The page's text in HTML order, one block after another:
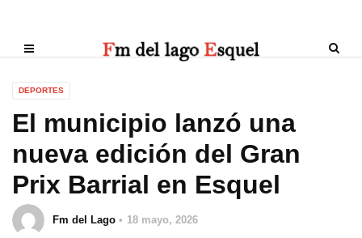
DEPORTES
El municipio lanzó una
nueva edición del Gran
Prix Barrial en Esquel
Fm del Lago 18 mayo, 2026